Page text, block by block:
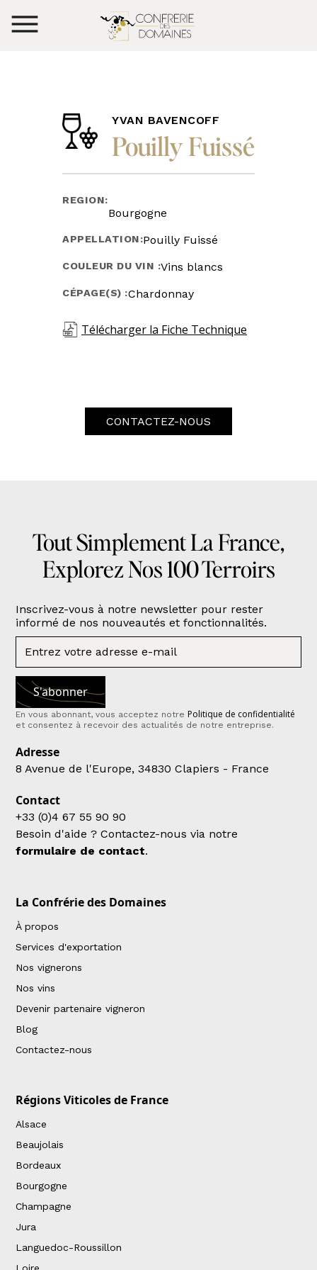
YVAN BAVENCOFF
Pouilly Fuissé
REGION:
Bourgogne
APPELLATION:Pouilly Fuissé
COULEUR DU VIN :Vins blancs
CÉPAGE(S) :Chardonnay
Télécharger la Fiche Technique
CONTACTEZ-NOUS
Tout Simplement La France,
Explorez Nos 100 Terroirs
Inscrivez-vous à notre newsletter pour rester
informé de nos nouveautés et fonctionnalités.
En vous abonnant, vous acceptez notre Politique de confidentialité
et consentez à recevoir des actualités de notre entreprise.
Adresse
8 Avenue de l'Europe, 34830 Clapiers - France
Contact
+33 (0)4 67 55 90 90
Besoin d'aide ? Contactez-nous via notre
formulaire de contact.
La Confrérie des Domaines
À propos
Services d'exportation
Nos vignerons
Nos vins
Devenir partenaire vigneron
Blog
Contactez-nous
Régions Viticoles de France
Alsace
Beaujolais
Bordeaux
Bourgogne
Champagne
Jura
Languedoc-Roussillon
Loire